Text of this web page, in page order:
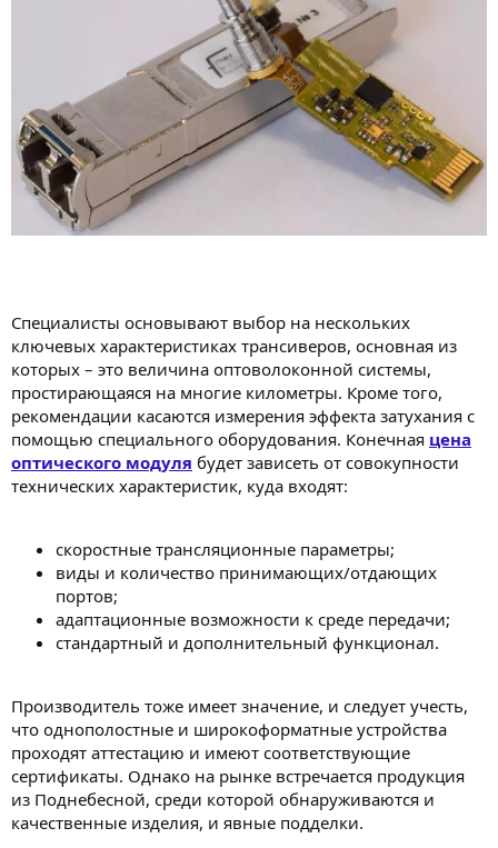
Специалисты основывают выбор на нескольких
ключевых характеристиках трансиверов, основная из
которых – это величина оптоволоконной системы,
простирающаяся на многие километры. Кроме того,
рекомендации касаются измерения эффекта затухания с
помощью специального оборудования. Конечная цена
оптического модуля будет зависеть от совокупности
технических характеристик, куда входят:
скоростные трансляционные параметры;
виды и количество принимающих/отдающих
портов;
адаптационные возможности к среде передачи;
стандартный и дополнительный функционал.
Производитель тоже имеет значение, и следует учесть,
что однополостные и широкоформатные устройства
проходят аттестацию и имеют соответствующие
сертификаты. Однако на рынке встречается продукция
из Поднебесной, среди которой обнаруживаются и
качественные изделия, и явные подделки.